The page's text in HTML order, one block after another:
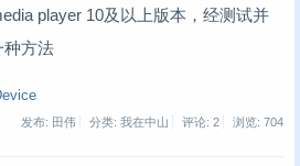
player 10及以上版本，经测试并
种方法
发布: 田伟 分类: 我在中山 评论: 2 浏览: 704